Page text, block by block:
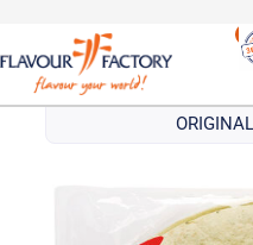
Τορτίγιες /
POCO